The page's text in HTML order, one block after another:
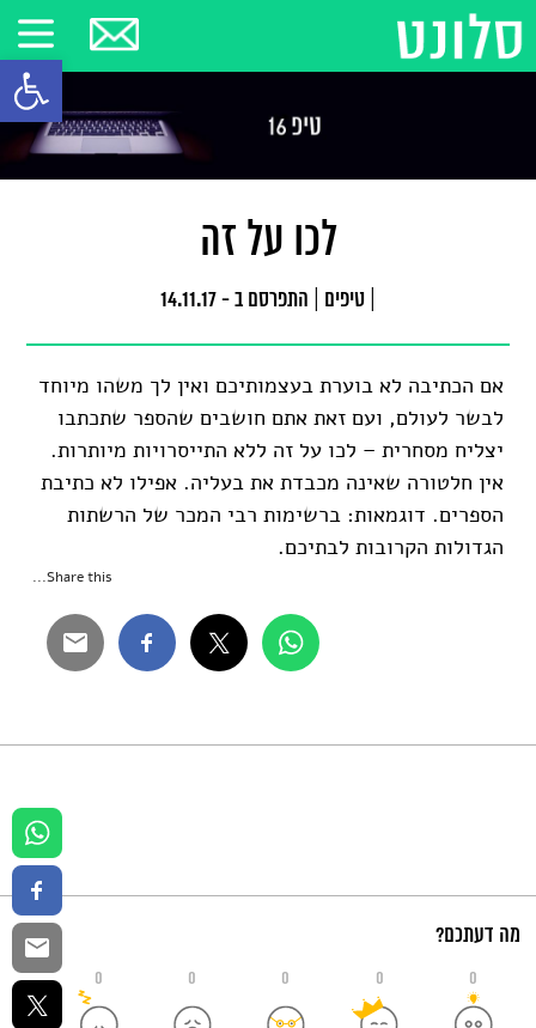
פתח
לכו על זה
טיפים התפרסם ב - 14.11.17
אם הכתיבה לא בוערת בעצמותיכם ואין לך משהו מיוחד
לבשר לעולם, ועם זאת אתם חושבים שהספר שתכתבו
יצליח מסחרית – לכו על זה ללא התייסרויות מיותרות.
אין חלטורה שאינה מכבדת את בעליה. אפילו לא כתיבת
הספרים. דוגמאות: ברשימות רבי המכר של הרשתות
הגדולות הקרובות לבתיכם.
Share this...
מה דעתכם?
0 0 0 0 0